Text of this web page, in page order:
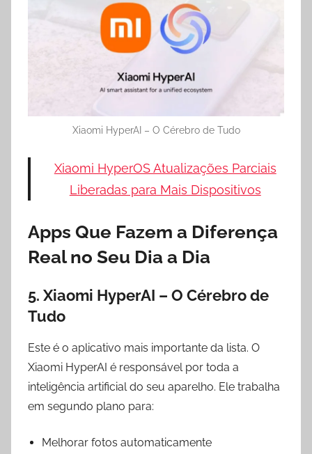
Xiaomi HyperAI – O Cérebro de Tudo
Xiaomi HyperOS Atualizações Parciais
Liberadas para Mais Dispositivos
Apps Que Fazem a Diferença
Real no Seu Dia a Dia
5. Xiaomi HyperAI – O Cérebro de
Tudo
Este é o aplicativo mais importante da lista. O
Xiaomi HyperAI é responsável por toda a
inteligência artificial do seu aparelho. Ele trabalha
em segundo plano para:
Melhorar fotos automaticamente